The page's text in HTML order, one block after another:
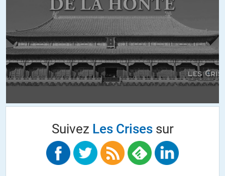
Je crains qu’à la vue de ce phénomène de fond, le prochain
enseignement de nos gouvernants soit de tenter de restreindre la
liberté de parole sur Internet. Sur fond de lutte contre le terrorisme,
les faux complots, la pédophilie – les prétextes sont déjà connus. Ils
peuvent cibler bien entendu ceux qui publient, mais peut-être aussi
ceux qui consultent.
processus de prise/conservation de contrôle en mode police de la
Suivez Les Crisessur